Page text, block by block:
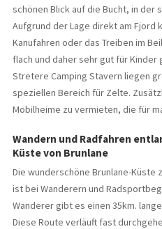
schönen Blick auf die Bucht, in der
Aufgrund der Lage direkt am Fjord
Kanufahren oder das Treiben im
flach und daher sehr gut für
Stretere Camping Stavern liegen
speziellen Bereich für Zelte.
Mobilheime zu vermieten, die für
Wandern und Radfahren
Küste von Brunlane
Die wunderschöne Brunlane-Küste
ist bei Wanderern und
Wanderer gibt es einen 35km.
Diese Route verläuft fast